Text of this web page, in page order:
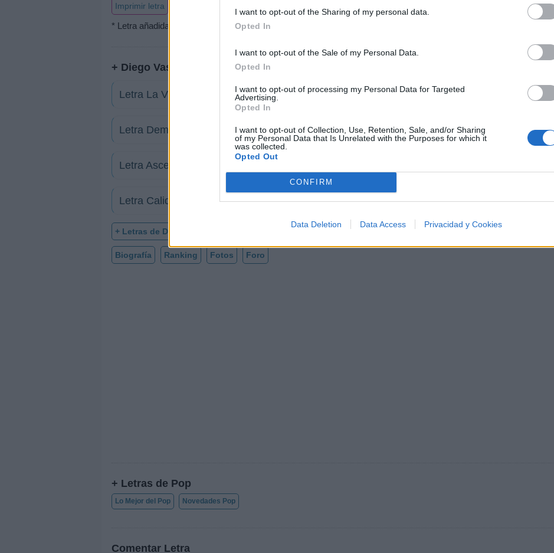
I want to opt-out of the Sharing of my personal data.
Opted In
I want to opt-out of the Sale of my Personal Data.
Opted In
I want to opt-out of processing my Personal Data for Targeted
Advertising.
Opted In
I want to opt-out of Collection, Use, Retention, Sale, and/or Sharing
of my Personal Data that Is Unrelated with the Purposes for which it
was collected.
Opted Out
CONFIRM
Data Deletion Data Access Privacidad y Cookies
Imprimir letra
* Letra añadida por
+ Diego Vasallo
Letra La Vida Mata Letra Diez años
Letra Demasiado tarde Letra Donde cruza la frontera
Letra Ascensores al cielo
Letra Calido invierno Letra Canciones que no hablan de
+ Letras de Diego Vasallo
Biografía Ranking Fotos Foro
+ Letras de Pop
Lo Mejor del Pop Novedades Pop
Comentar Letra